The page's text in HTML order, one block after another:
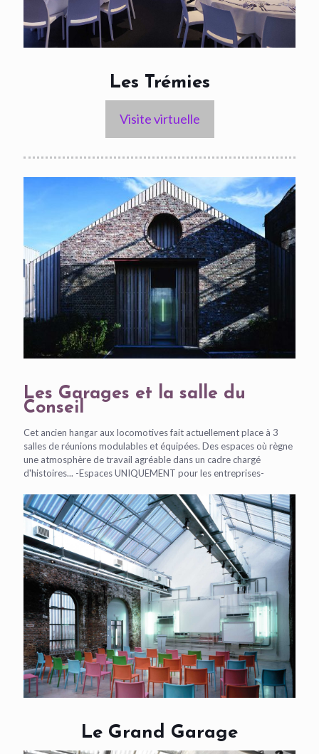
Les Trémies
Visite virtuelle
Les Garages et la salle du
Conseil
Cet ancien hangar aux locomotives fait actuellement place à 3
salles de réunions modulables et équipées. Des espaces où règne
une atmosphère de travail agréable dans un cadre chargé
d'histoires... -Espaces UNIQUEMENT pour les entreprises-
Le Grand Garage